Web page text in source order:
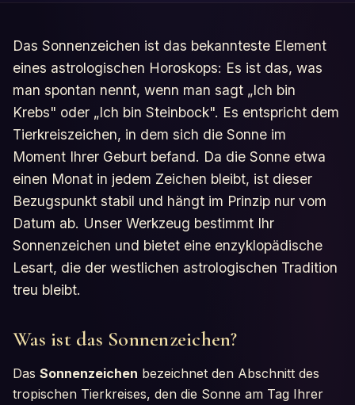
Das Sonnenzeichen ist das bekannteste Element
eines astrologischen Horoskops: Es ist das, was
man spontan nennt, wenn man sagt „Ich bin
Krebs" oder „Ich bin Steinbock". Es entspricht dem
Tierkreiszeichen, in dem sich die Sonne im
Moment Ihrer Geburt befand. Da die Sonne etwa
einen Monat in jedem Zeichen bleibt, ist dieser
Bezugspunkt stabil und hängt im Prinzip nur vom
Datum ab. Unser Werkzeug bestimmt Ihr
Sonnenzeichen und bietet eine enzyklopädische
Lesart, die der westlichen astrologischen Tradition
treu bleibt.
Was ist das Sonnenzeichen?
Das Sonnenzeichen bezeichnet den Abschnitt des
tropischen Tierkreises, den die Sonne am Tag Ihrer